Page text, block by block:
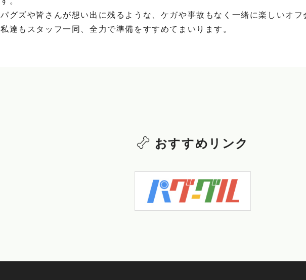
パグズや皆さんが想い出に残るような、ケガや事故もなく一緒に楽しいオフ
私達もスタッフ一同、全力で準備をすすめてまいります。
おすすめリンク